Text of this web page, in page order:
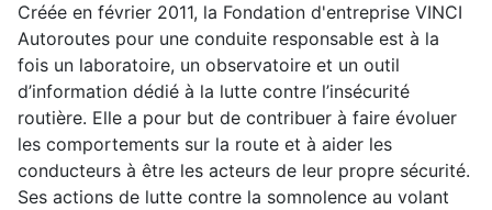
Créée en février 2011, la Fondation d'entreprise VINCI
Autoroutes pour une conduite responsable est à la
fois un laboratoire, un observatoire et un outil
d’information dédié à la lutte contre l’insécurité
routière. Elle a pour but de contribuer à faire évoluer
les comportements sur la route et à aider les
conducteurs à être les acteurs de leur propre sécurité.
Ses actions de lutte contre la somnolence au volant